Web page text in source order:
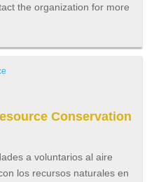
the organization for more
Conservation
a voluntarios al aire
los recursos naturales en